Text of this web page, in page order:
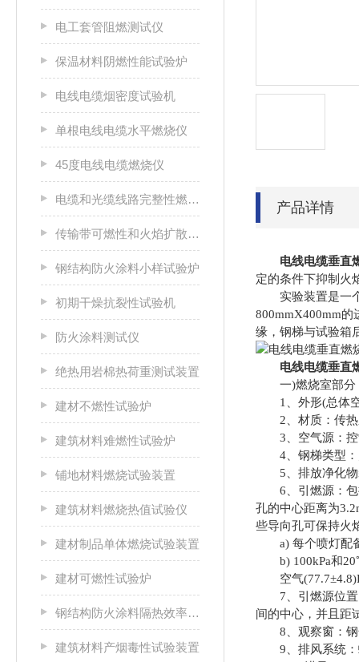
电工套管阻燃测试仪
保温材料阴燃性能试验炉
电线电缆烟密度试验机
单根电线电缆水平燃烧仪
45度电线电缆燃烧仪
电缆和光缆线路完整性燃烧试验机
传输带可燃性和火焰扩散特性测试仪
钢结构防火涂料小样试验炉
初期干燥抗裂性试验机
防火涂料测试仪
绝热用岩棉热荷重测试装置
建材不燃性试验炉
建筑材料难燃性试验炉
铺地材料燃烧试验装置
建筑材料燃烧热值试验仪
建材制品单体燃烧试验装置
建材可燃性试验炉
钢结构防火涂料隔热效率及耐火极限试验炉
建筑材料产烟毒性试验装置
产品详情
电线电缆垂直
定的条件下抑制火
实验装置是一个
800mmX400mm的
缘，钢梯与试验箱
电线电缆垂直
一)燃烧室部分
1、外形(总体空
2、材质：传热系
3、空气源：控制
4、钢梯类型：
5、排放净化物
6、引燃源：包括
孔的中心距离为
些导向孔可保持火
a) 每个喷灯配备
b) 100kPa和20℃
空气
7、引燃源位置：
间的中心，并且距
8、观察窗：钢
9、排风系统：